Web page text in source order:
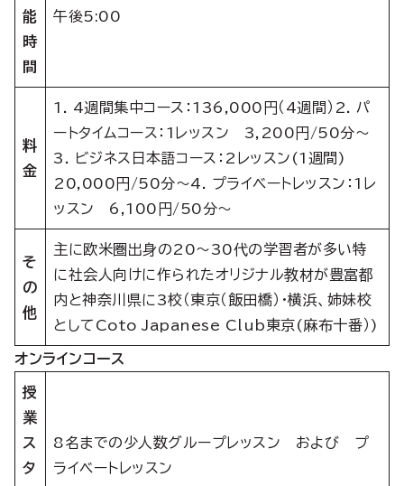
能
時
間
午後5:00
料
金
1. 4週間集中コース：136,000円（4週間）2. パ
ートタイムコース：1レッスン 3,200円/50分～
3. ビジネス日本語コース：2レッスン(1週間)
20,000円/50分～4. プライベートレッスン：1レ
ッスン 6,100円/50分～
そ
の
他
主に欧米圏出身の20～30代の学習者が多い特
に社会人向けに作られたオリジナル教材が豊富都
内と神奈川県に3校（東京（飯田橋）・横浜、姉妹校
としてCoto Japanese Club東京(麻布十番）)
オンラインコース
授
業
ス
タ
8名までの少人数グループレッスン および プ
ライベートレッスン